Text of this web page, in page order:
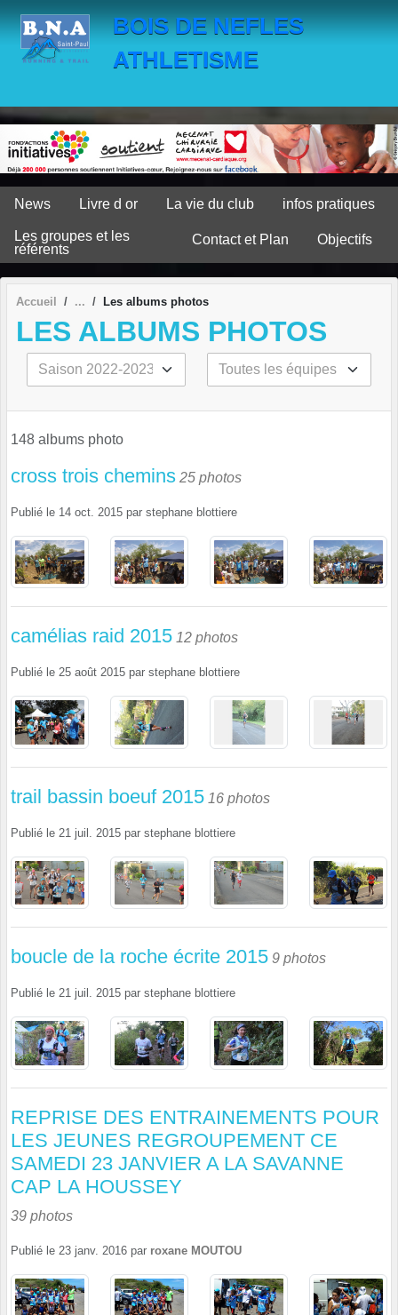
BOIS DE NEFLES
ATHLETISME
News Livre d or La vie du club infos pratiques
Les groupes et les
référents
Contact et Plan Objectifs
Accueil Les albums photos
LES ALBUMS PHOTOS
148 albums photo
cross trois chemins 25 photos
Publié le 14 oct. 2015 par stephane blottiere
camélias raid 2015 12 photos
Publié le 25 août 2015 par stephane blottiere
trail bassin boeuf 2015 16 photos
Publié le 21 juil. 2015 par stephane blottiere
boucle de la roche écrite 2015 9 photos
Publié le 21 juil. 2015 par stephane blottiere
REPRISE DES ENTRAINEMENTS POUR
LES JEUNES REGROUPEMENT CE
SAMEDI 23 JANVIER A LA SAVANNE
CAP LA HOUSSEY
39 photos
Publié le 23 janv. 2016 par roxane MOUTOU